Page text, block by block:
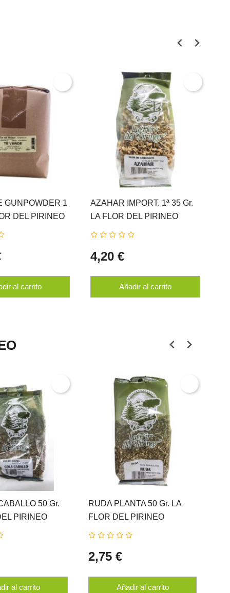
GUNPOWDER 1
DEL PIRINEO
al carrito
AZAHAR IMPORT. 1ª 35 Gr.
LA FLOR DEL PIRINEO
4,20 €
Añadir al carrito
50 Gr.
PIRINEO
al carrito
RUDA PLANTA 50 Gr. LA
FLOR DEL PIRINEO
2,75 €
Añadir al carrito